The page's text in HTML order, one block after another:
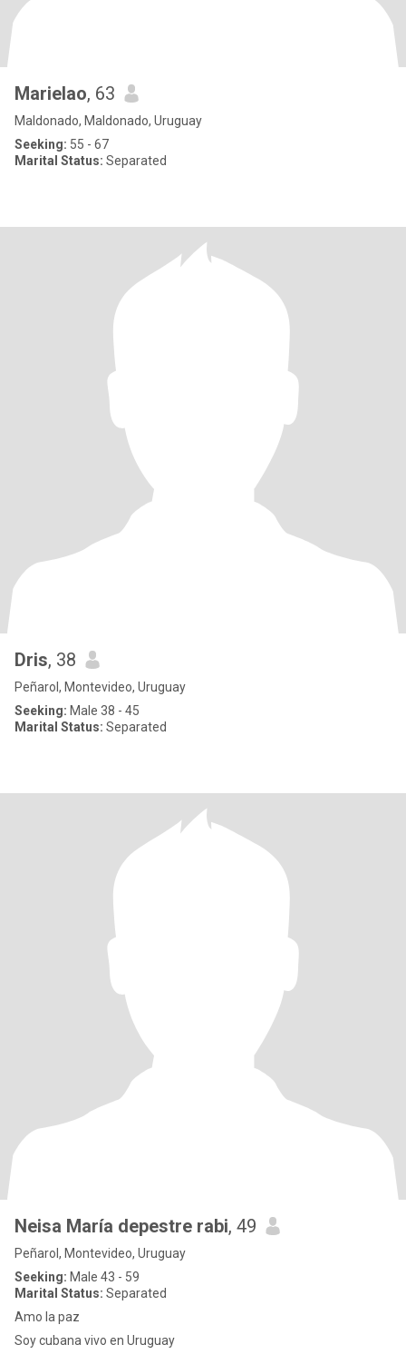
Marielao, 63
Maldonado, Maldonado, Uruguay
Seeking: 55 - 67
Marital Status: Separated
Dris, 38
Peñarol, Montevideo, Uruguay
Seeking: Male 38 - 45
Marital Status: Separated
Neisa María depestre rabi, 49
Peñarol, Montevideo, Uruguay
Seeking: Male 43 - 59
Marital Status: Separated
Amo la paz
Soy cubana vivo en Uruguay